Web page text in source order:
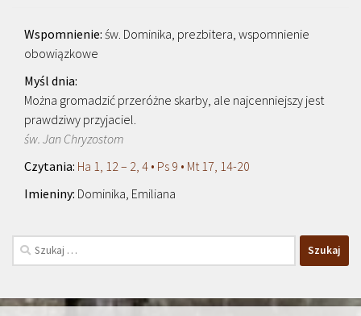
św. Dominika, prezbitera, wspomnienie
obowiązkowe
Można gromadzić przeróżne skarby, ale najcenniejszy jest
prawdziwy przyjaciel.
św. Jan Chryzostom
Ha 1, 12 – 2, 4 • Ps 9 • Mt 17, 14-20
Dominika, Emiliana
Szukaj: